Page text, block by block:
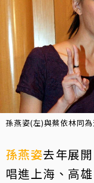
孫燕姿(左)與蔡依林同
孫燕姿去年展
唱進上海、高